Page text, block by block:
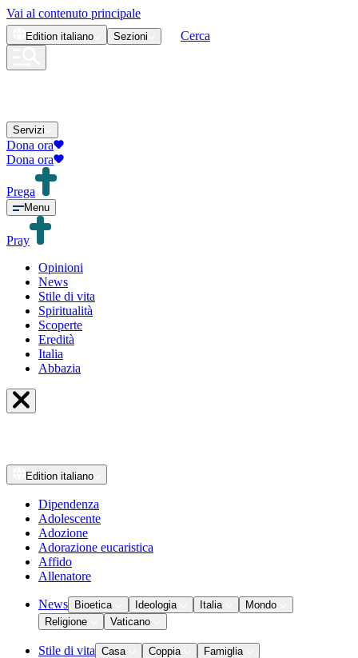
Vai al contenuto principale
Edition italiano Sezioni Cerca
Servizi
Dona ora
Dona ora
Prega
Menu
Pray
Opinioni
News
Stile di vita
Spiritualità
Scoperte
Eredità
Italia
Abbazia
Edition italiano
Dipendenza
Adolescente
Adozione
Adorazione eucaristica
Affido
Allenatore
News Bioetica Ideologia Italia
Mondo
Religione
Vaticano
Stile di vita Casa Coppia
Famiglia